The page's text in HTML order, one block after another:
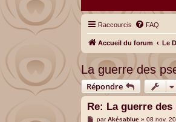
Raccourcis FAQ
Accueil du forum Le
La guerre des
Répondre
Re: La guerre des
MparAkésablue »08 nov.